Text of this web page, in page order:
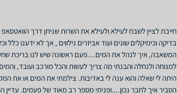
חייבת לציין לשבח לעילא ולעילא את השרות שניתן דרך
בדיקה וכימיקלים שונים ועוד אביזרים נילווים , אך לא ידענו
המשאבה, איך לנהל את המים....פעם ראשונה שיש לנו בריכת
למנוחה ולנחלה והבנתי מה צריך לעשות והכל מורכב ועובד,
היתה לי שאלה והוא ענה לי באדיבות. צילמתי את המים או את
הסביר איך לחבר נכון....ופניתי מספר רב מאוד של פעמים. עדיין